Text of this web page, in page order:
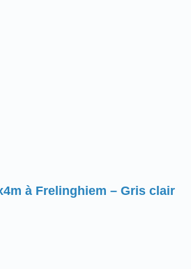
à Frelinghiem – Gris clair